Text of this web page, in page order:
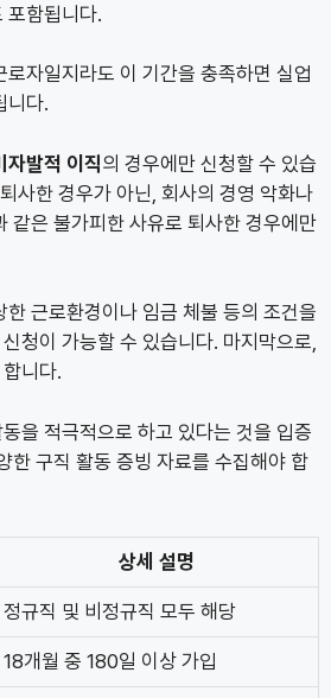
포함됩니다.
자일지라도 이 기간을 충족하면 실업
니다.
자발적 이직의 경우에만 신청할 수 있습
사한 경우가 아닌, 회사의 경영 악화나
같은 불가피한 사유로 퇴사한 경우에만
한 근로환경이나 임금 체불 등의 조건을
청이 가능할 수 있습니다. 마지막으로,
니다.
을 적극적으로 하고 있다는 것을 입증
한 구직 활동 증빙 자료를 수집해야 합
상세 설명
정규직 및 비정규직 모두 해당
18개월 중 180일 이상 가입